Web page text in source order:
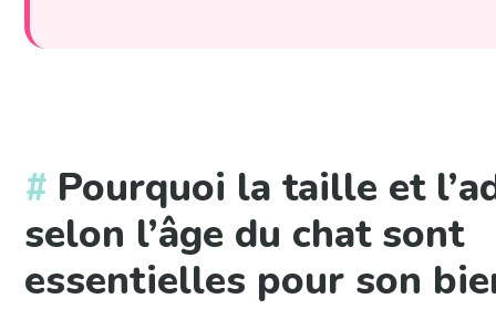
Pourquoi la taille et
selon l’âge du chat sont
essentielles pour son